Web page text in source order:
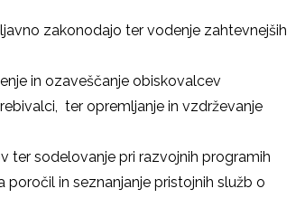
zakonodajo ter vodenje zahtevnejših
in ozaveščanje obiskovalcev
ter opremljanje in vzdrževanje
ter sodelovanje pri razvojnih programih
in seznanjanje pristojnih služb o